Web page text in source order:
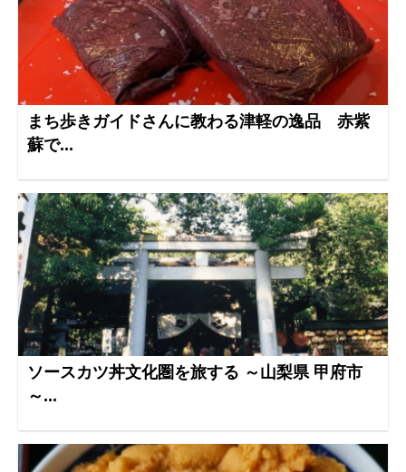
まち歩きガイドさんに教わる津軽の逸品 赤紫
蘇で...
ソースカツ丼文化圏を旅する ～山梨県 甲府市
～...